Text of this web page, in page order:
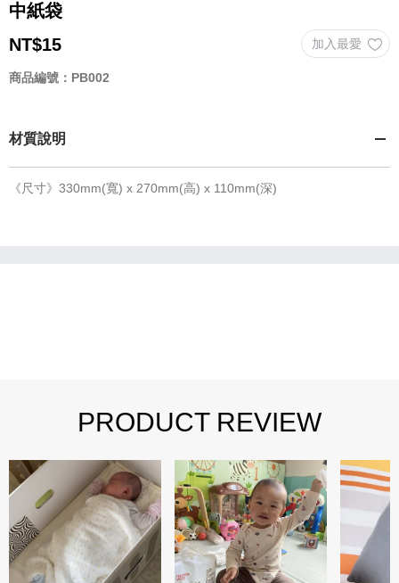
中紙袋
NT$15
商品編號：PB002
材質說明
《尺寸》330mm(寬) x 270mm(高) x 110mm(深)
PRODUCT REVIEW